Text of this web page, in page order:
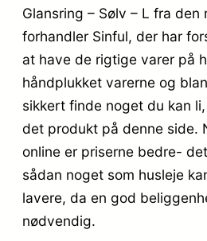
Glansring – Sølv – L fra
forhandler Sinful, der har
at have de rigtige varer på
håndplukket varerne og
sikkert finde noget du kan
det produkt på denne side.
online er priserne bedre-
sådan noget som husleje
lavere, da en god
nødvendig.